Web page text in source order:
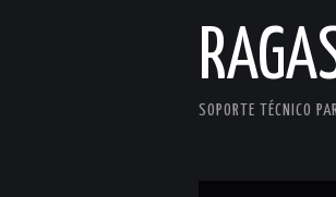
SOPORTE TÉCNICO